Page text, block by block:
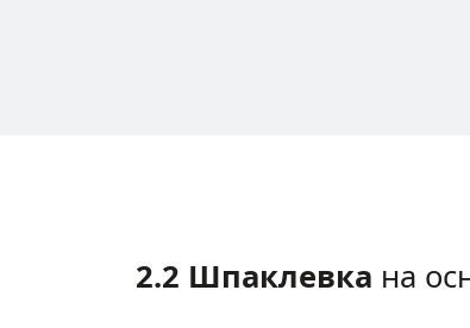
2.2 Шпаклевка на